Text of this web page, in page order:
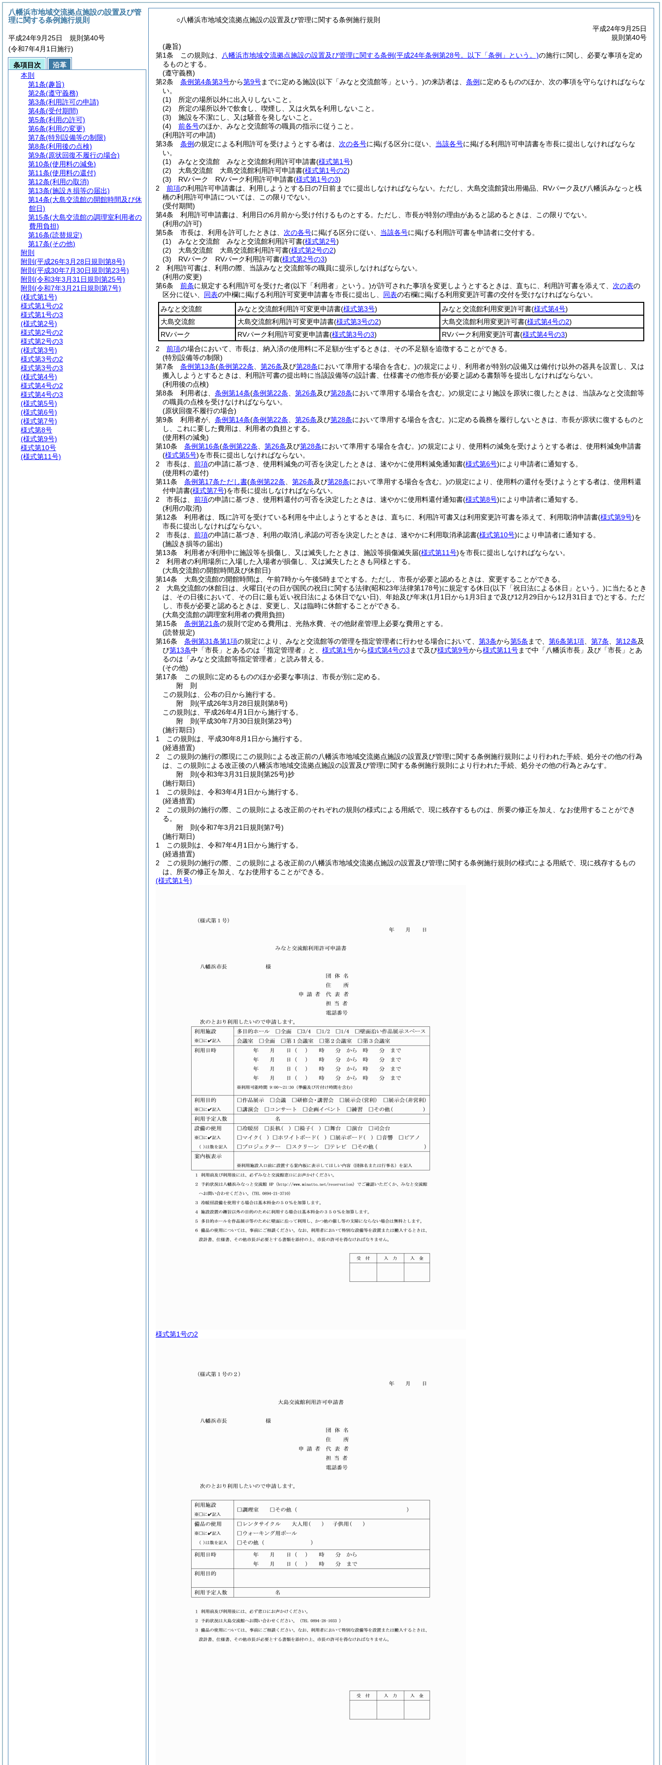
○八幡浜市地域交流拠点施設の設置及び管理に関する条例施行規則
平成24年9月25日
規則第40号
(趣旨)
第1条
この規則は、 八幡浜市地域交流拠点施設の設置及び管理に関する条例(平成24年条例第28号。以下「条例」という。)の施行に関し、必要な事項を定め
るものとする。
(遵守義務)
第2条
条例第4条第3号から第9号までに定める施設(以下「みなと交流館等」という。)の来訪者は、 条例 に定めるもののほか、次の事項を守らなければならな
い。
(1)
所定の場所以外に出入りしないこと。
(2)
所定の場所以外で飲食し、喫煙し、又は火気を利用しないこと。
(3)
施設を不潔にし、又は騒音を発しないこと。
(4)
前各号のほか、みなと交流館等の職員の指示に従うこと。
(利用許可の申請)
第3条
条例の規定による利用許可を受けようとする者は、 次の各号に掲げる区分に従い、 当該各号に掲げる利用許可申請書を市長に提出しなければならな
い。
(1)
みなと交流館 みなと交流館利用許可申請書(様式第1号)
(2)
大島交流館 大島交流館利用許可申請書(様式第1号の2)
(3)
RVパーク RVパーク利用許可申請書(様式第1号の3)
2
前項の利用許可申請書は、利用しようとする日の7日前までに提出しなければならない。 ただし、大島交流館貸出用備品、RVパーク及び八幡浜みなっと桟
橋の利用許可申請については、この限りでない。
(受付期間)
第4条
利用許可申請書は、利用日の6月前から受け付けるものとする。 ただし、市長が特別の理由があると認めるときは、この限りでない。
(利用の許可)
第5条
市長は、利用を許可したときは、 次の各号に掲げる区分に従い、 当該各号に掲げる利用許可書を申請者に交付する。
(1)
みなと交流館 みなと交流館利用許可書(様式第2号)
(2)
大島交流館 大島交流館利用許可書(様式第2号の2)
(3)
RVパーク RVパーク利用許可書(様式第2号の3)
2
利用許可書は、利用の際、当該みなと交流館等の職員に提示しなければならない。
(利用の変更)
第6条
前条に規定する利用許可を受けた者(以下「利用者」という。)が許可された事項を変更しようとするときは、直ちに、利用許可書を添えて、 次の表の
区分に従い、 同表の中欄に掲げる利用許可変更申請書を市長に提出し、 同表の右欄に掲げる利用変更許可書の交付を受けなければならない。
みなと交流館
みなと交流館利用許可変更申請書(様式第3号) みなと交流館利用変更許可書(様式第4号)
大島交流館
大島交流館利用許可変更申請書(様式第3号の2) 大島交流館利用変更許可書(様式第4号の2)
RVパーク
RVパーク利用許可変更申請書(様式第3号の3) RVパーク利用変更許可書(様式第4号の3)
2
前項の場合において、市長は、納入済の使用料に不足額が生ずるときは、その不足額を追徴することができる。
(特別設備等の制限)
第7条
条例第13条(条例第22条 第26条及び第28条において準用する場合を含む。)の規定により、利用者が特別の設備又は備付け以外の器具を設置し、又は
搬入しようとするときは、利用許可書の提出時に当該設備等の設計書、仕様書その他市長が必要と認める書類等を提出しなければならない。
(利用後の点検)
第8条
利用者は、 条例第14条(条例第22条 第26条及び第28条において準用する場合を含む。)の規定により施設を原状に復したときは、当該みなと交流館等
の職員の点検を受けなければならない。
(原状回復不履行の場合)
第9条
利用者が、 条例第14条(条例第22条 第26条及び第28条において準用する場合を含む。)に定める義務を履行しないときは、市長が原状に復するものと
し、これに要した費用は、利用者の負担とする。
(使用料の減免)
第10条
条例第16条(条例第22条 第26条及び第28条において準用する場合を含む。)の規定により、使用料の減免を受けようとする者は、使用料減免申請書
(様式第5号)を市長に提出しなければならない。
2
市長は、 前項の申請に基づき、使用料減免の可否を決定したときは、速やかに使用料減免通知書(様式第6号)により申請者に通知する。
(使用料の還付)
第11条
条例第17条ただし書(条例第22条 第26条及び第28条において準用する場合を含む。)の規定により、使用料の還付を受けようとする者は、使用料還
付申請書(様式第7号)を市長に提出しなければならない。
2
市長は、 前項の申請に基づき、使用料還付の可否を決定したときは、速やかに使用料還付通知書(様式第8号)により申請者に通知する。
(利用の取消)
第12条
利用者は、既に許可を受けている利用を中止しようとするときは、直ちに、利用許可書又は利用変更許可書を添えて、利用取消申請書(様式第9号)を
市長に提出しなければならない。
2
市長は、 前項の申請に基づき、利用の取消し承認の可否を決定したときは、速やかに利用取消承認書(様式第10号)により申請者に通知する。
(施設き損等の届出)
第13条
利用者が利用中に施設等を損傷し、又は滅失したときは、施設等損傷滅失届(様式第11号)を市長に提出しなければならない。
2
利用者の利用場所に入場した入場者が損傷し、又は滅失したときも同様とする。
(大島交流館の開館時間及び休館日)
第14条
大島交流館の開館時間は、午前7時から午後5時までとする。 ただし、市長が必要と認めるときは、変更することができる。
2
大島交流館の休館日は、火曜日(その日が国民の祝日に関する法律(昭和23年法律第178号)に規定する休日(以下「祝日法による休日」という。)に当たるとき
は、その日後において、その日に最も近い祝日法による休日でない日) 、年始及び年末(1月1日から1月3日まで及び12月29日から12月31日まで)とする。 ただ
し、市長が必要と認めるときは、変更し、又は臨時に休館することができる。
(大島交流館の調理室利用者の費用負担)
第15条
条例第21条の規則で定める費用は、光熱水費、その他財産管理上必要な費用とする。
(読替規定)
第16条
条例第31条第1項の規定により、みなと交流館等の管理を指定管理者に行わせる場合において、 第3条から第5条 まで、 第6条第1項 第7条 第12条及
び第13条中「市長」とあるのは「指定管理者」と、 様式第1号から様式第4号の3 まで及び様式第9号から様式第11号まで中「八幡浜市長」及び「市長」とあ
るのは「みなと交流館等指定管理者」と読み替える。
(その他)
第17条
この規則に定めるもののほか必要な事項は、市長が別に定める。
附 則
この規則は、公布の日から施行する。
附 則(平成26年3月28日規則第8号)
この規則は、平成26年4月1日から施行する。
附 則(平成30年7月30日規則第23号)
(施行期日)
1
この規則は、平成30年8月1日から施行する。
(経過措置)
2
この規則の施行の際現にこの規則による改正前の八幡浜市地域交流拠点施設の設置及び管理に関する条例施行規則により行われた手続、処分その他の行為
は、この規則による改正後の八幡浜市地域交流拠点施設の設置及び管理に関する条例施行規則により行われた手続、処分その他の行為とみなす。
附 則(令和3年3月31日規則第25号)抄
(施行期日)
1
この規則は、令和3年4月1日から施行する。
(経過措置)
2
この規則の施行の際、この規則による改正前のそれぞれの規則の様式による用紙で、現に残存するものは、所要の修正を加え、なお使用することができ
る。
附 則(令和7年3月21日規則第7号)
(施行期日)
1
この規則は、令和7年4月1日から施行する。
(経過措置)
2
この規則の施行の際、この規則による改正前の八幡浜市地域交流拠点施設の設置及び管理に関する条例施行規則の様式による用紙で、現に残存するもの
は、所要の修正を加え、なお使用することができる。
(様式第1号)
様式第1号の2
八幡浜市地域交流拠点施設の設置及び管
理に関する条例施行規則
平成24年9月25日 規則第40号
(令和7年4月1日施行)
条項目次
沿革
本則
第1条(趣旨)
第2条(遵守義務)
第3条(利用許可の申請)
第4条(受付期間)
第5条(利用の許可)
第6条(利用の変更)
第7条(特別設備等の制限)
第8条(利用後の点検)
第9条(原状回復不履行の場合)
第10条(使用料の減免)
第11条(使用料の還付)
第12条(利用の取消)
第13条(施設き損等の届出)
第14条(大島交流館の開館時間及び休
館日)
第15条(大島交流館の調理室利用者の
費用負担)
第16条(読替規定)
第17条(その他)
附則
附則 (平成26年3月28日規則第8号)
附則 (平成30年7月30日規則第23号)
附則 (令和3年3月31日規則第25号)
附則 (令和7年3月21日規則第7号)
(様式第1号)
様式第1号の2
様式第1号の3
(様式第2号)
様式第2号の2
様式第2号の3
(様式第3号)
様式第3号の2
様式第3号の3
(様式第4号)
様式第4号の2
様式第4号の3
(様式第5号)
(様式第6号)
(様式第7号)
様式第8号
(様式第9号)
様式第10号
(様式第11号)